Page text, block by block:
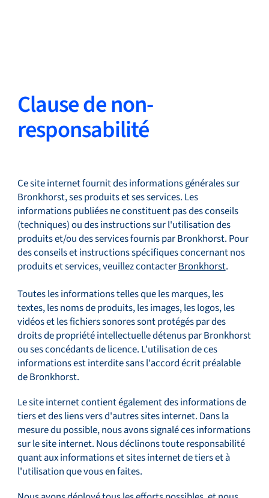
Produits
Applications
Service et assistance
Académie Flow
Bronkhorst
Clause de non-
responsabilité
Ce site internet fournit des informations générales sur
Bronkhorst, ses produits et ses services. Les
informations publiées ne constituent pas des conseils
(techniques) ou des instructions sur l'utilisation des
produits et/ou des services fournis par Bronkhorst. Pour
des conseils et instructions spécifiques concernant nos
produits et services, veuillez contacterBronkhorst.
Toutes les informations telles que les marques, les
textes, les noms de produits, les images, les logos, les
vidéos et les fichiers sonores sont protégés par des
droits de propriété intellectuelle détenus par Bronkhorst
ou ses concédants de licence. L'utilisation de ces
informations est interdite sans l'accord écrit préalable
de Bronkhorst.
Le site internet contient également des informations de
tiers et des liens vers d'autres sites internet. Dans la
mesure du possible, nous avons signalé ces informations
sur le site internet. Nous déclinons toute responsabilité
quant aux informations et sites internet de tiers et à
l'utilisation que vous en faites.